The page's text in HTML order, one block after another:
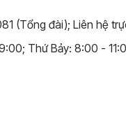
(Tổng đài); Liên hệ
Thứ Bảy: 8:00 -